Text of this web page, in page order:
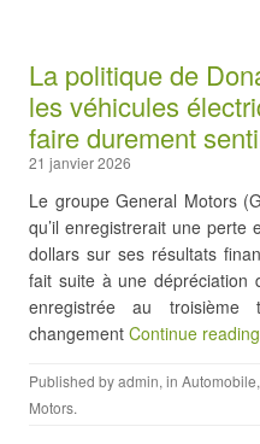
La politique de
les véhicules
faire durement
21 janvier 2026
Le groupe General Motors
qu’il enregistrerait une perte
dollars sur ses résultats
fait suite à une dépréciation
enregistrée au
changement Continue
Published byadmin, in Automobile,
Motors.